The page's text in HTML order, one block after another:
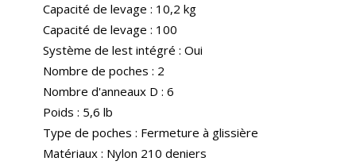
Capacité de levage : 10,2 kg
Capacité de levage : 100
Système de lest intégré : Oui
Nombre de poches : 2
Nombre d'anneaux D : 6
Poids : 5,6 lb
Type de poches : Fermeture à glissière
Matériaux : Nylon 210 deniers